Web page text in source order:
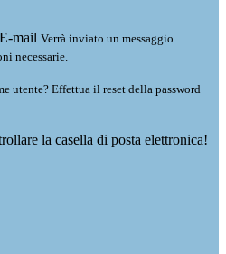
E-mail Verrà inviato un messaggio
necessarie.
utente? Effettua il reset della password
la casella di posta elettronica!